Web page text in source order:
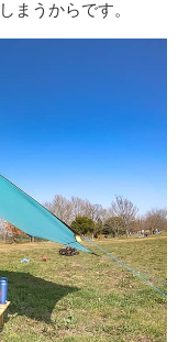
まうからです。